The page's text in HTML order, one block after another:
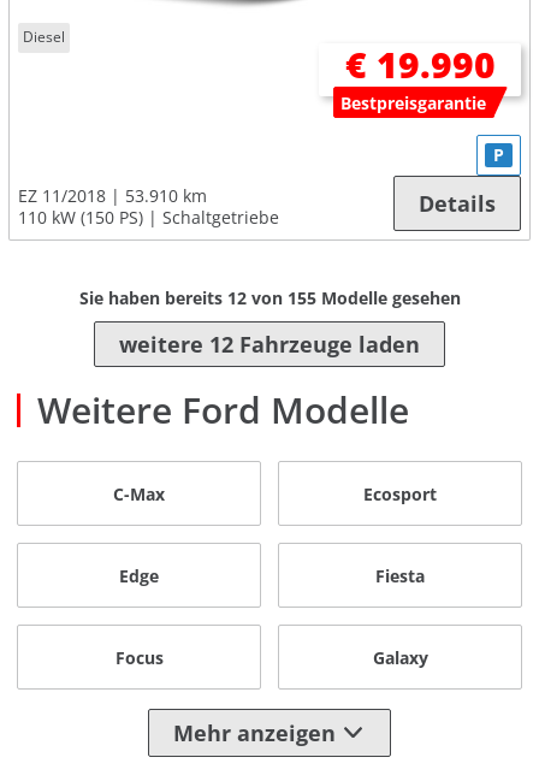
Diesel
€ 19.990
Bestpreisgarantie
EZ 11/2018
53.910 km
110 kW (150 PS)
Schaltgetriebe
P
Details
Sie haben bereits 12von 155Modelle gesehen
weitere 12 Fahrzeuge laden
Weitere Ford Modelle
C-Max Ecosport
Edge Fiesta
Focus Galaxy
Mehr anzeigen